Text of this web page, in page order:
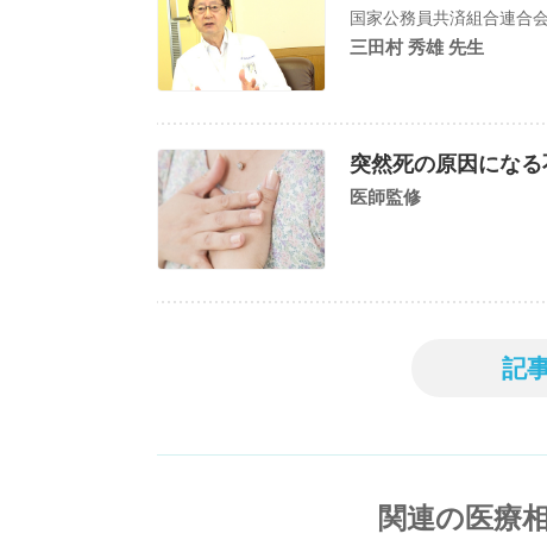
国家公務員共済組合連合
三田村 秀雄 先生
突然死の原因にな
医師監修
記
関連の医療